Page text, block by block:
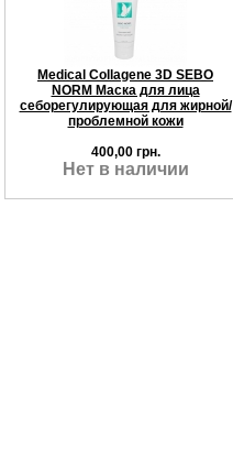
Medical Collagene 3D SEBO
NORM Маска для лица
себорегулирующая для жирной/
проблемной кожи
400,00 грн.
Нет в наличии